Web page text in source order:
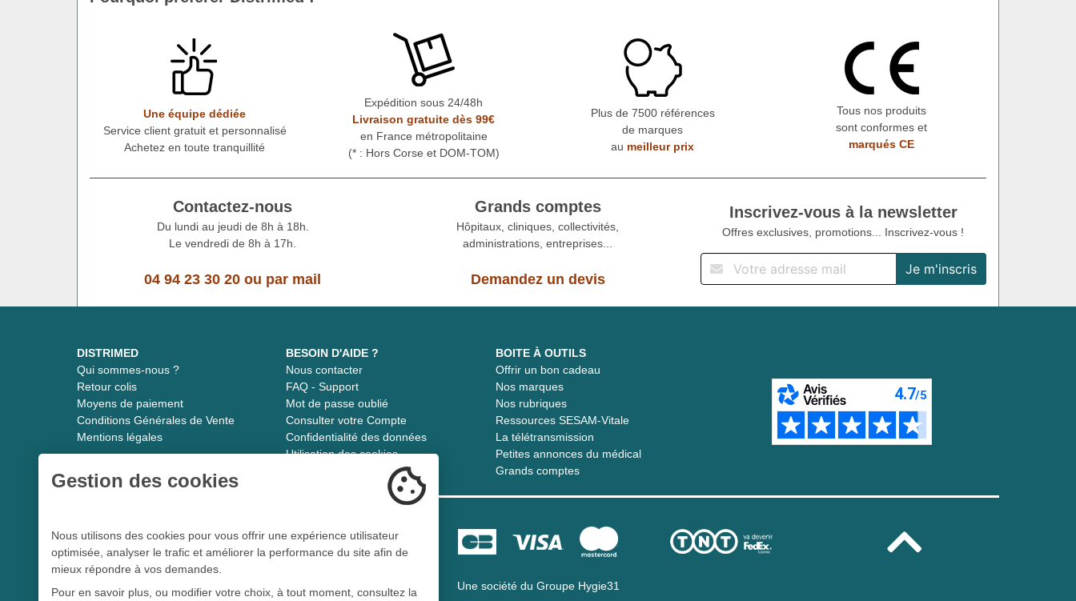
Une équipe dédiée
Service client gratuit et personnalisé
Achetez en toute tranquillité
Expédition sous 24/48h
Livraison gratuite dès 99€
en France métropolitaine
(* : Hors Corse et DOM-TOM)
Plus de 7500 références
de marques
au meilleur prix
Tous nos produits
sont conformes et
marqués CE
Contactez-nous
Du lundi au jeudi de 8h à 18h.
Le vendredi de 8h à 17h.
04 94 23 30 20 ou par mail
Grands comptes
Hôpitaux, cliniques, collectivités,
administrations, entreprises...
Demandez un devis
Inscrivez-vous à la newsletter
Offres exclusives, promotions... Inscrivez-vous !
DISTRIMED
Qui sommes-nous ?
Retour colis
Moyens de paiement
Conditions Générales de Vente
Mentions légales
BESOIN D'AIDE ?
Nous contacter
FAQ - Support
Mot de passe oublié
Consulter votre Compte
Confidentialité des données
Utilisation des cookies
BOITE À OUTILS
Offrir un bon cadeau
Nos marques
Nos rubriques
Ressources SESAM-Vitale
La télétransmission
Petites annonces du médical
Grands comptes
Distrimed.com 1989 - 2026
Le spécialiste du matériel médical
Une société du Groupe Hygie31
Gestion des cookies
Nous utilisons des cookies pour vous offrir une expérience utilisateur
optimisée, analyser le trafic et améliorer la performance du site afin de
mieux répondre à vos demandes.
Pour en savoir plus, ou modifier votre choix, à tout moment, consultez la